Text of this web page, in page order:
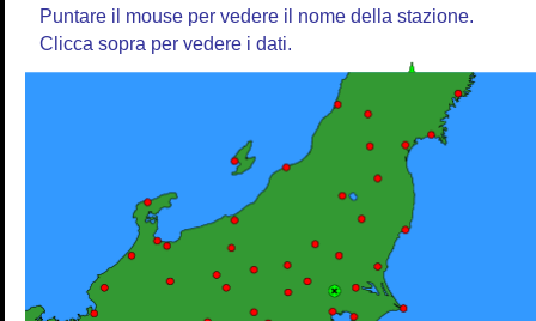
Puntare il mouse per vedere il nome della stazione.
Clicca sopra per vedere i dati.